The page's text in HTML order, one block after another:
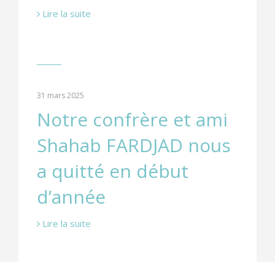
Lire la suite
31 mars 2025
Notre confrère et ami
Shahab FARDJAD nous
a quitté en début
d’année
Lire la suite